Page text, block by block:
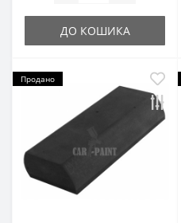
ДО КОШИКА
Продано